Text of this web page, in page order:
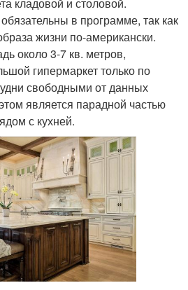
в программе, так как
жизни по-американски.
около 3-7 кв. метров,
гипермаркет только по
свободными от данных
является парадной частью
с кухней.